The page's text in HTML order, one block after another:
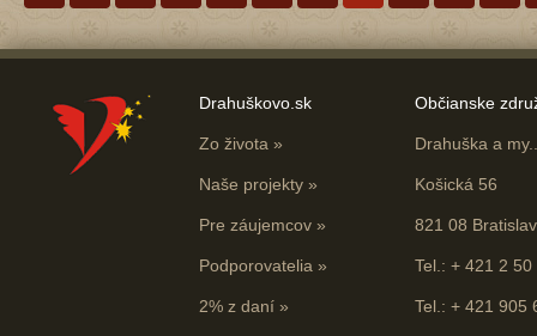
Drahuškovo.sk
Zo života »
Naše projekty »
Pre záujemcov »
Podporovatelia »
2% z daní »
Občianske
Drahuška a
Košická 56
821 08
Tel.: + 421 2
Tel.: + 421 905